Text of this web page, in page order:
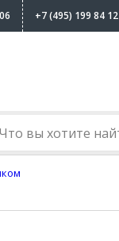
+7 (495) 199 84 12